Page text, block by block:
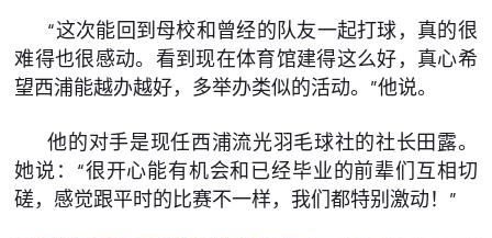
“这次能回到母校和曾经的队友一起打球，真的很
难得也很感动。看到现在体育馆建得这么好，真心希
望西浦能越办越好，多举办类似的活动。”他说。
他的对手是现任西浦流光羽毛球社的社长田露。
她说：“很开心能有机会和已经毕业的前辈们互相切
磋，感觉跟平时的比赛不一样，我们都特别激动！”